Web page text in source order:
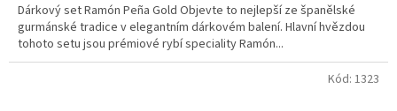
Dárkový set Ramón Peña Gold Objevte to nejlepší ze španělské
gurmánské tradice v elegantním dárkovém balení. Hlavní hvězdou
tohoto setu jsou prémiové rybí speciality Ramón...
Kód: 1323